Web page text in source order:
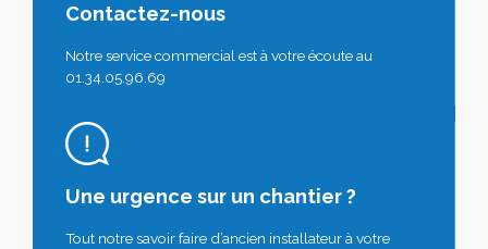
Contactez-nous
Notre service commercial est à votre écoute au
01.34.05.96.69
Une urgence sur un chantier ?
Tout notre savoir faire d’ancien installateur à votre